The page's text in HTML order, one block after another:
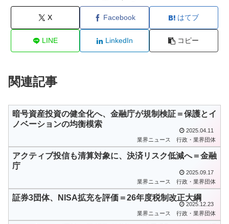
X Facebook はてブ
LINE LinkedIn コピー
関連記事
暗号資産投資の健全化へ、金融庁が規制検証＝保護とイ
ノベーションの均衡模索
2025.04.11
業界ニュース
行政・業界団体
アクティブ投信も清算対象に、決済リスク低減へ＝金融
庁
2025.09.17
業界ニュース
行政・業界団体
証券3団体、NISA拡充を評価＝26年度税制改正大綱
2025.12.23
業界ニュース
行政・業界団体